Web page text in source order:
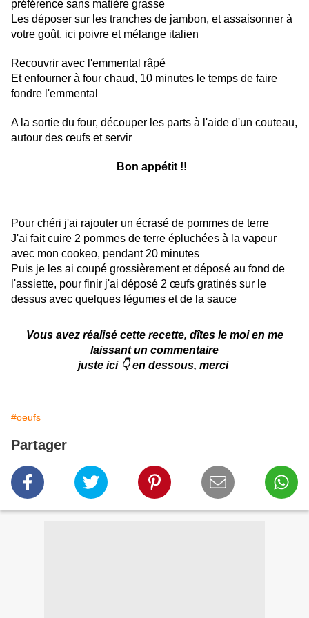
préférence sans matière grasse
Les déposer sur les tranches de jambon, et assaisonner à
votre goût, ici poivre et mélange italien
Recouvrir avec l'emmental râpé
Et enfourner à four chaud, 10 minutes le temps de faire
fondre l'emmental
A la sortie du four, découper les parts à l'aide d'un couteau,
autour des œufs et servir
Bon appétit !!
Pour chéri j'ai rajouter un écrasé de pommes de terre
J'ai fait cuire 2 pommes de terre épluchées à la vapeur
avec mon cookeo, pendant 20 minutes
Puis je les ai coupé grossièrement et déposé au fond de
l'assiette, pour finir j'ai déposé 2 œufs gratinés sur le
dessus avec quelques légumes et de la sauce
Vous avez réalisé cette recette, dîtes le moi en me
laissant un commentaire
juste ici 👇 en dessous, merci
#oeufs
Partager